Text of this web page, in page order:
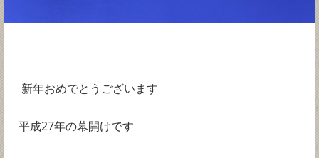
新年おめでとうございます
平成27年の幕開けです